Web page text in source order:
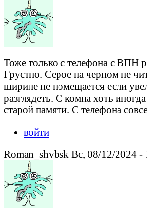
Тоже только с телефона с ВПН
Грустно. Серое на черном не
ширине не помещается если
разглядеть. С компа хоть
старой памяти. С телефона
войти
Roman_shvbsk Вс, 08/12/2024 -